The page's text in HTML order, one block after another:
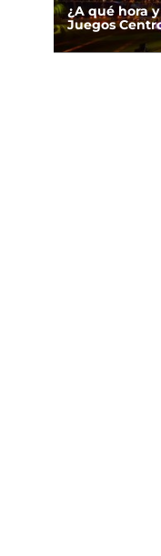
¿A qué hora
Juegos